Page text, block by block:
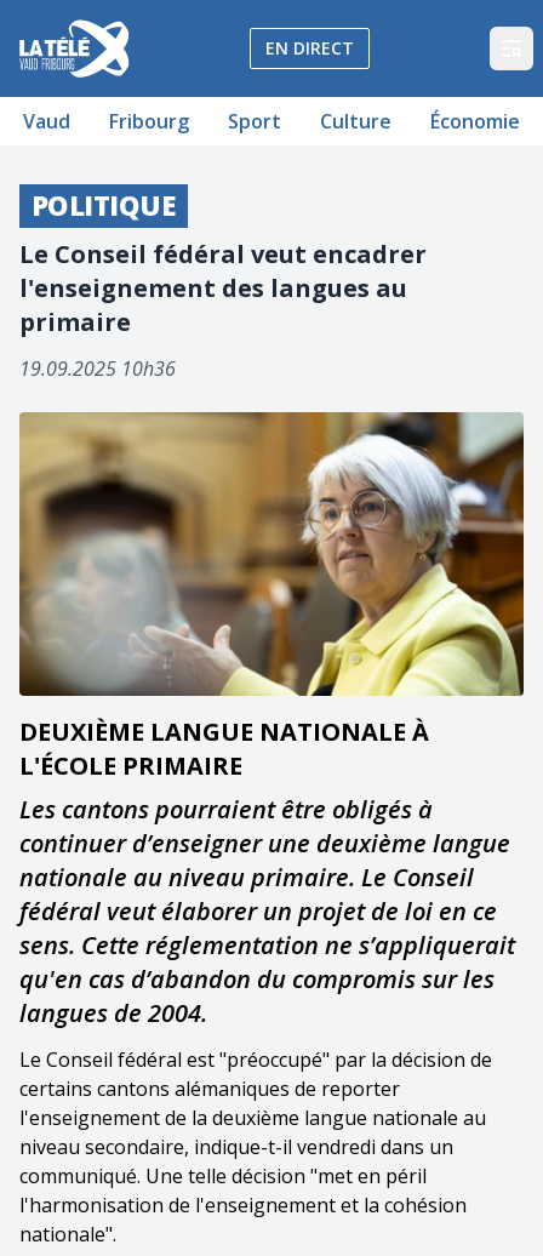
La Télé - Télévision régionale Vaud et Fribourg
EN DIRECT
Vaud Fribourg Sport Culture Économie
POLITIQUE
Le Conseil fédéral veut encadrer
l'enseignement des langues au
primaire
19.09.2025 10h36
DEUXIÈME LANGUE NATIONALE À
L'ÉCOLE PRIMAIRE
Les cantons pourraient être obligés à
continuer d’enseigner une deuxième langue
nationale au niveau primaire. Le Conseil
fédéral veut élaborer un projet de loi en ce
sens. Cette réglementation ne s’appliquerait
qu'en cas d’abandon du compromis sur les
langues de 2004.
Le Conseil fédéral est "préoccupé" par la décision de
certains cantons alémaniques de reporter
l'enseignement de la deuxième langue nationale au
niveau secondaire, indique-t-il vendredi dans un
communiqué. Une telle décision "met en péril
l'harmonisation de l'enseignement et la cohésion
nationale".